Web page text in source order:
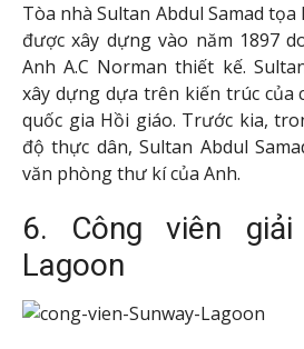
Tòa nhà Sultan Abdul Samad tọa
được xây dựng vào năm 1897
Anh A.C Norman thiết kế.
xây dựng dựa trên kiến trúc của
quốc gia Hồi giáo. Trước kia,
độ thực dân, Sultan Abdul
văn phòng thư kí của Anh.
6. Công viên
Lagoon